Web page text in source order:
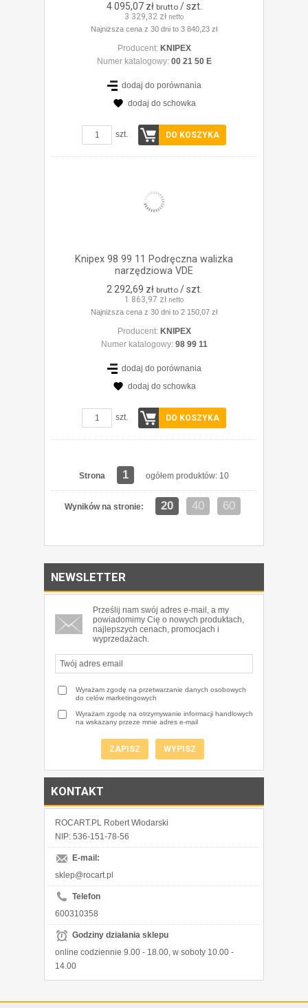
4 095,07 zł brutto / szt.
3 329,32 zł netto
Najniższa cena z 30 dni to 3 840,23 zł
Producent: KNIPEX
Numer katalogowy: 00 21 50 E
dodaj do porównania
dodaj do schowka
szt. DO KOSZYKA
Knipex 98 99 11 Podręczna walizka
narzędziowa VDE
2 292,69 zł brutto / szt.
1 863,97 zł netto
Najniższa cena z 30 dni to 2 150,07 zł
Producent: KNIPEX
Numer katalogowy: 98 99 11
dodaj do porównania
dodaj do schowka
szt. DO KOSZYKA
Strona 1 ogółem produktów: 10
Wyników na stronie: 20 40 60
NEWSLETTER
Prześlij nam swój adres e-mail, a my
powiadomimy Cię o nowych produktach,
najlepszych cenach, promocjach i
wyprzedażach.
Wyrażam zgodę na przetwarzanie danych osobowych
do celów marketingowych
Wyrażam zgodę na otrzymywanie informacji handlowych
na wskazany przeze mnie adres e-mail
KONTAKT
ROCART.PL Robert Włodarski
NIP: 536-151-78-56
E-mail:
sklep@rocart.pl
Telefon
600310358
Godziny działania sklepu
online codziennie 9.00 - 18.00, w soboty 10.00 -
14.00